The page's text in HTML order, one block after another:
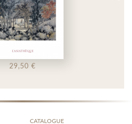
29,50 €
CATALOGUE